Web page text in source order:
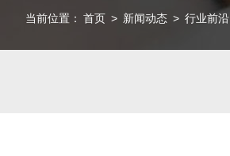
当前位置： 首页 > 新闻动态 > 行业前沿